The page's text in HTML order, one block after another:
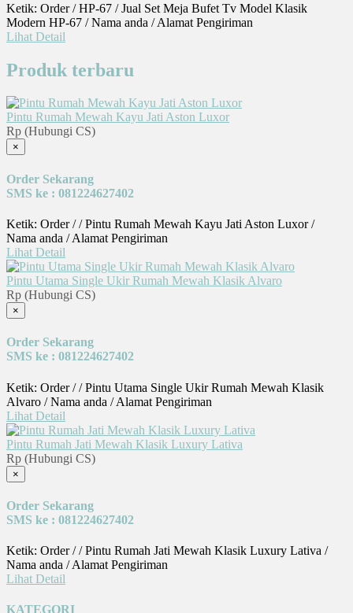
Ketik: Order / HP-67 / Jual Set Meja Bufet Tv Model Klasik
Modern HP-67 / Nama anda / Alamat Pengiriman
Lihat Detail
Produk terbaru
Pintu Rumah Mewah Kayu Jati Aston Luxor
Rp (Hubungi CS)
×
Order Sekarang
SMS ke : 081224627402
Ketik: Order / / Pintu Rumah Mewah Kayu Jati Aston Luxor /
Nama anda / Alamat Pengiriman
Lihat Detail
Pintu Utama Single Ukir Rumah Mewah Klasik Alvaro
Rp (Hubungi CS)
×
Order Sekarang
SMS ke : 081224627402
Ketik: Order / / Pintu Utama Single Ukir Rumah Mewah Klasik
Alvaro / Nama anda / Alamat Pengiriman
Lihat Detail
Pintu Rumah Jati Mewah Klasik Luxury Lativa
Rp (Hubungi CS)
×
Order Sekarang
SMS ke : 081224627402
Ketik: Order / / Pintu Rumah Jati Mewah Klasik Luxury Lativa /
Nama anda / Alamat Pengiriman
Lihat Detail
KATEGORI